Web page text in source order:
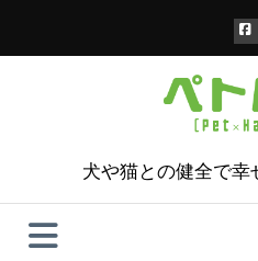
犬や猫との健全で幸